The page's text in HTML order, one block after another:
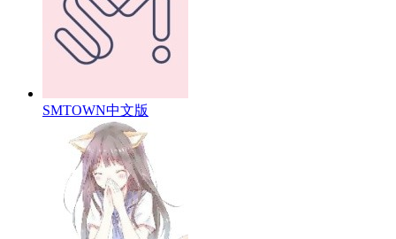
SMTOWN中文版